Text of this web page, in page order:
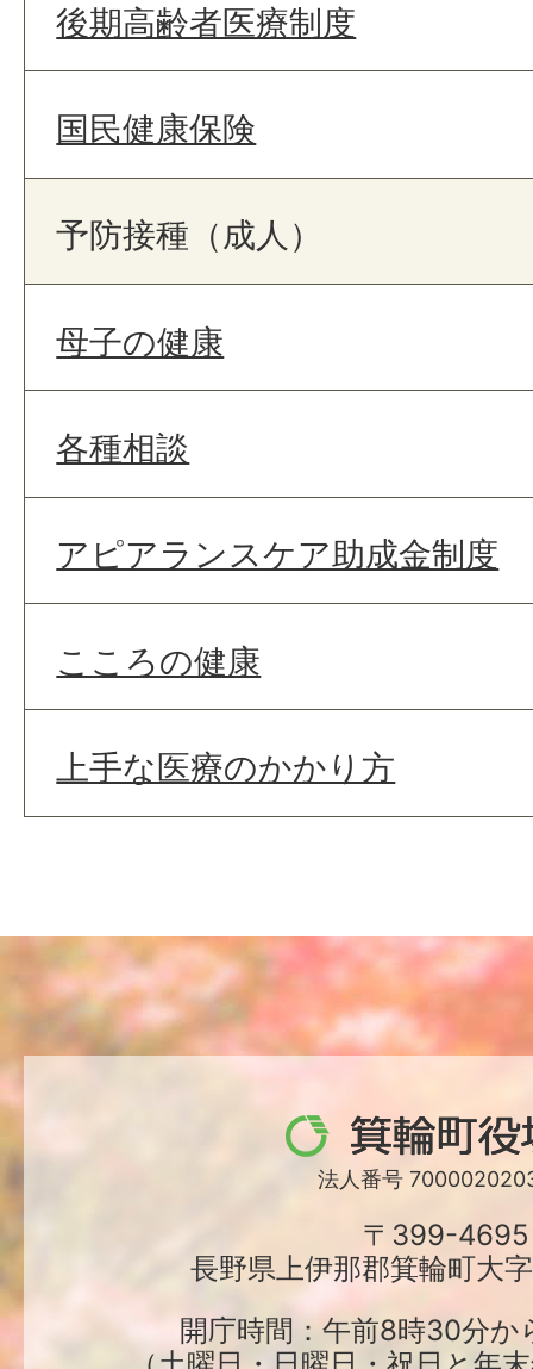
後期高齢者医療制度
国民健康保険
予防接種（成人）
母子の健康
各種相談
アピアランスケア助成金制度
こころの健康
上手な医療のかかり方
箕
輪
役
場
法人番号
〒399-4695
長野県上伊那郡箕輪町大
開庁時間：午前8時30分か